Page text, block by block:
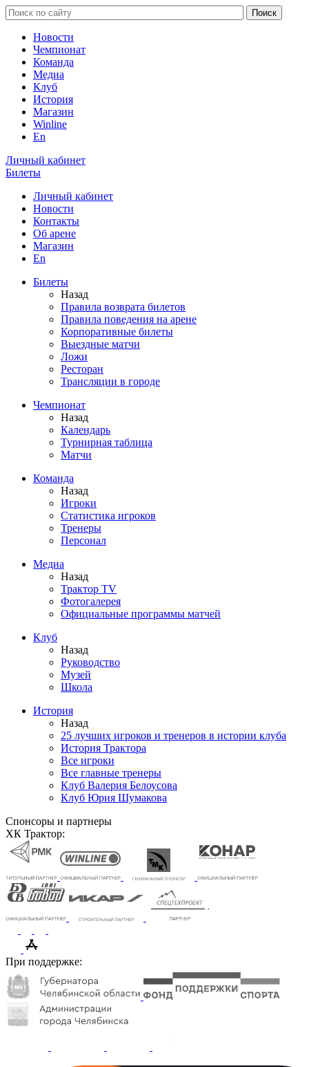
Новости
Чемпионат
Команда
Медиа
Клуб
История
Магазин
Winline
En
Личный кабинет
Билеты
Личный кабинет
Новости
Контакты
Об арене
Магазин
En
Билеты
Назад
Правила возврата билетов
Правила поведения на арене
Корпоративные билеты
Выездные матчи
Ложи
Ресторан
Трансляции в городе
Чемпионат
Назад
Календарь
Турнирная таблица
Матчи
Команда
Назад
Игроки
Статистика игроков
Тренеры
Персонал
Медиа
Назад
Трактор TV
Фотогалерея
Официальные программы матчей
Клуб
Назад
Руководство
Музей
Школа
История
Назад
25 лучших игроков и тренеров в истории клуба
История Трактора
Все игроки
Все главные тренеры
Клуб Валерия Белоусова
Клуб Юрия Шумакова
Спонсоры и партнеры
ХК Трактор:
При поддержке: